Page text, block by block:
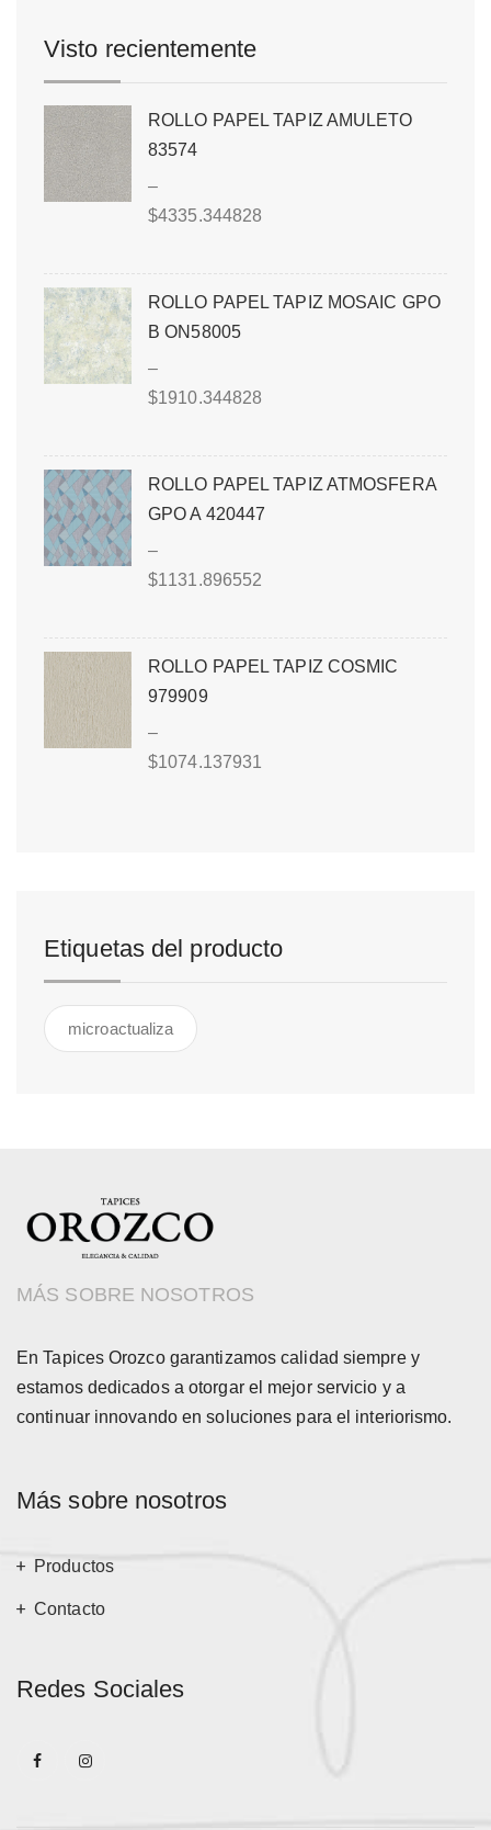
Visto recientemente
ROLLO PAPEL TAPIZ AMULETO
83574
–
$4335.344828
ROLLO PAPEL TAPIZ MOSAIC GPO
B ON58005
–
$1910.344828
ROLLO PAPEL TAPIZ ATMOSFERA
GPO A 420447
–
$1131.896552
ROLLO PAPEL TAPIZ COSMIC
979909
–
$1074.137931
Etiquetas del producto
microactualiza
MÁS SOBRE NOSOTROS
En Tapices Orozco garantizamos calidad siempre y
estamos dedicados a otorgar el mejor servicio y a
continuar innovando en soluciones para el interiorismo.
Más sobre nosotros
Productos
Contacto
Redes Sociales